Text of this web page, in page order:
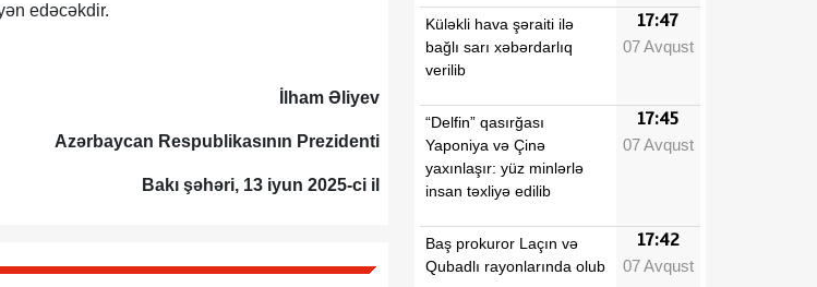
edəcəkdir.
İlham Əliyev
Azərbaycan Respublikasının Prezidenti
Bakı şəhəri, 13 iyun 2025-ci il
Küləkli hava şəraiti ilə
bağlı sarı xəbərdarlıq
verilib
17:47
07 Avqust
“Delfin” qasırğası
Yaponiya və Çinə
yaxınlaşır: yüz minlərlə
insan təxliyə edilib
17:45
07 Avqust
Baş prokuror Laçın və
Qubadlı rayonlarında olub
17:42
07 Avqust